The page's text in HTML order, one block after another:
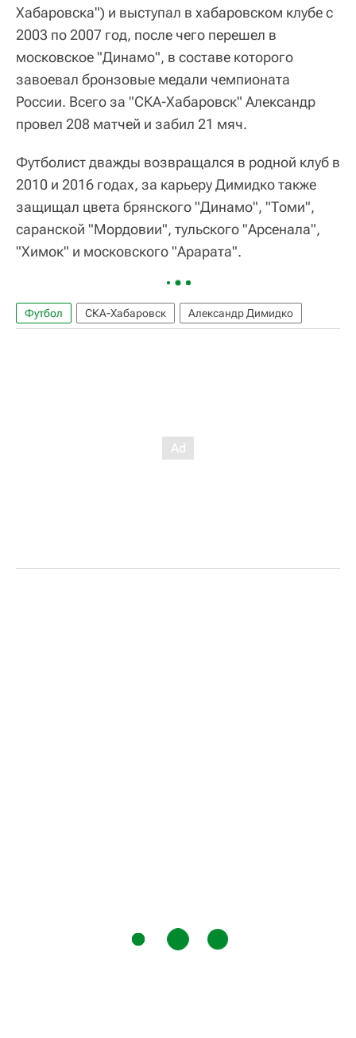
Хабаровска") и выступал в хабаровском клубе с
2003 по 2007 год, после чего перешел в
московское "Динамо", в составе которого
завоевал бронзовые медали чемпионата
России. Всего за "СКА-Хабаровск" Александр
провел 208 матчей и забил 21 мяч.
Футболист дважды возвращался в родной клуб в
2010 и 2016 годах, за карьеру Димидко также
защищал цвета брянского "Динамо", "Томи",
саранской "Мордовии", тульского "Арсенала",
"Химок" и московского "Арарата".
Футбол СКА-Хабаровск Александр Димидко